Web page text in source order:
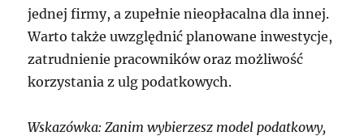
jednej firmy, a zupełnie nieopłacalna dla innej.
Warto także uwzględnić planowane inwestycje,
zatrudnienie pracowników oraz możliwość
korzystania z ulg podatkowych.
Wskazówka: Zanim wybierzesz model podatkowy,